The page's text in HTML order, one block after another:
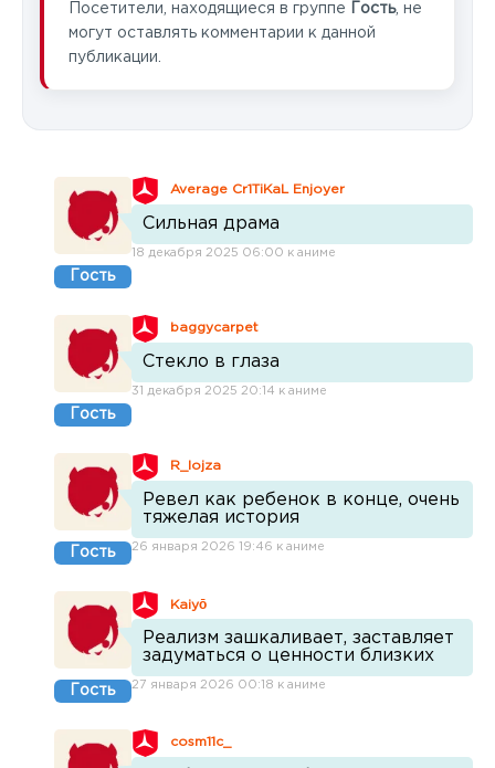
Посетители, находящиеся в группе Гость, не
могут оставлять комментарии к данной
публикации.
Гость
Average Cr1TiKaL Enjoyer
Сильная драма
18 декабря 2025 06:00 к аниме
Гость
baggycarpet
Стекло в глаза
31 декабря 2025 20:14 к аниме
Гость
R_lojza
Ревел как ребенок в конце, очень
тяжелая история
26 января 2026 19:46 к аниме
Гость
Kaiyō
Реализм зашкаливает, заставляет
задуматься о ценности близких
27 января 2026 00:18 к аниме
cosm11c_